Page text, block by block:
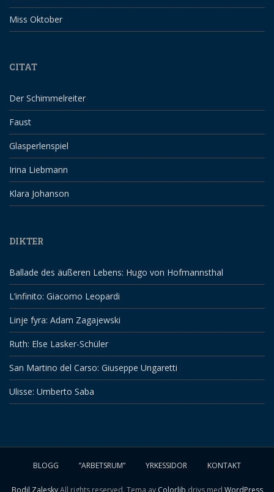
Miss Oktober
CITAT
Der Schimmelreiter
Faust
Glasperlenspiel
Irina Liebmann
Klara Johanson
DIKTER
Ballade des äußeren Lebens: Hugo von Hofmannsthal
L’infinito: Giacomo Leopardi
Linje fyra: Adam Zagajewski
Ruth: Else Lasker-Schüler
San Martino del Carso: Giuseppe Ungaretti
Ulisse: Umberto Saba
BLOGG ”ARBETSRUM” YRKESSIDOR KONTAKT
Bodil ZaleskyAll rights reserved. Tema av Colorlib drivs med WordPress